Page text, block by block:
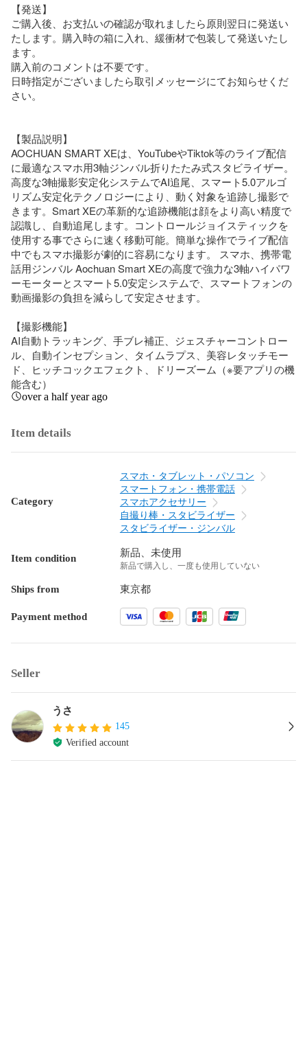
【発送】
ご購入後、お支払いの確認が取れましたら原則翌日に発送い
たします。購入時の箱に入れ、緩衝材で包装して発送いたし
ます。
購入前のコメントは不要です。
日時指定がございましたら取引メッセージにてお知らせくだ
さい。
【製品説明】
AOCHUAN SMART XEは、YouTubeやTiktok等のライブ配信
に最適なスマホ用3軸ジンバル折りたたみ式スタビライザー。
高度な3軸撮影安定化システムでAI追尾、スマート5.0アルゴ
リズム安定化テクノロジーにより、動く対象を追跡し撮影で
きます。Smart XEの革新的な追跡機能は顔をより高い精度で
認識し、自動追尾します。コントロールジョイスティックを
使用する事でさらに速く移動可能。簡単な操作でライブ配信
中でもスマホ撮影が劇的に容易になります。 スマホ、携帯電
話用ジンバル Aochuan Smart XEの高度で強力な3軸ハイパワ
ーモーターとスマート5.0安定システムで、スマートフォンの
動画撮影の負担を減らして安定させます。
【撮影機能】
AI自動トラッキング、手ブレ補正、ジェスチャーコントロー
ル、自動インセプション、タイムラプス、美容レタッチモー
ド、ヒッチコックエフェクト、ドリーズーム（※要アプリの機
能含む）
over a half year ago
Item details
Category
スマホ・タブレット・パソコン
スマートフォン・携帯電話
スマホアクセサリー
自撮り棒・スタビライザー
スタビライザー・ジンバル
Item condition 新品、未使用
新品で購入し、一度も使用していない
Ships from 東京都
Payment method
Seller
うさ
145
Verified account